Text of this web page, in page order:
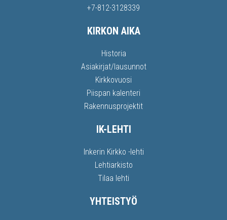
+7-812-3128339
KIRKON AIKA
Historia
Asiakirjat/lausunnot
Kirkkovuosi
Piispan kalenteri
Rakennusprojektit
IK-LEHTI
Inkerin Kirkko -lehti
Lehtiarkisto
Tilaa lehti
YHTEISTYÖ